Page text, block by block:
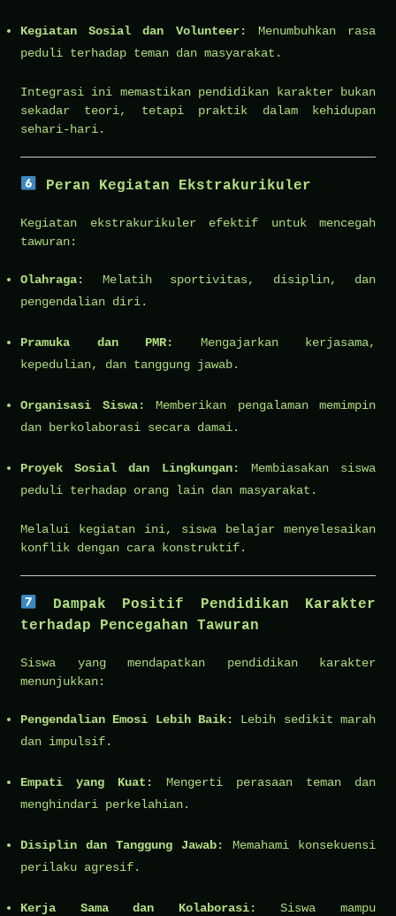
Kegiatan Sosial dan Volunteer:
Menumbuhkan rasa
peduli terhadap teman dan masyarakat.
Integrasi ini memastikan pendidikan karakter bukan
sekadar teori, tetapi praktik dalam kehidupan
sehari-hari.
Peran Kegiatan Ekstrakurikuler
Kegiatan ekstrakurikuler efektif untuk mencegah
tawuran:
Olahraga:
Melatih sportivitas, disiplin, dan
pengendalian diri.
Pramuka dan PMR:
Mengajarkan kerjasama,
kepedulian, dan tanggung jawab.
Organisasi Siswa: Memberikan pengalaman memimpin
dan berkolaborasi secara damai.
Proyek Sosial dan Lingkungan:
Membiasakan siswa
peduli terhadap orang lain dan masyarakat.
Melalui kegiatan ini, siswa belajar menyelesaikan
konflik dengan cara konstruktif.
Dampak Positif Pendidikan Karakter
terhadap Pencegahan Tawuran
Siswa yang mendapatkan pendidikan karakter
menunjukkan:
Pengendalian Emosi Lebih Baik:
Lebih sedikit marah
dan impulsif.
Empati yang Kuat:
Mengerti perasaan teman dan
menghindari perkelahian.
Disiplin dan Tanggung Jawab:
Memahami konsekuensi
perilaku agresif.
Kerja Sama dan Kolaborasi:
Siswa mampu